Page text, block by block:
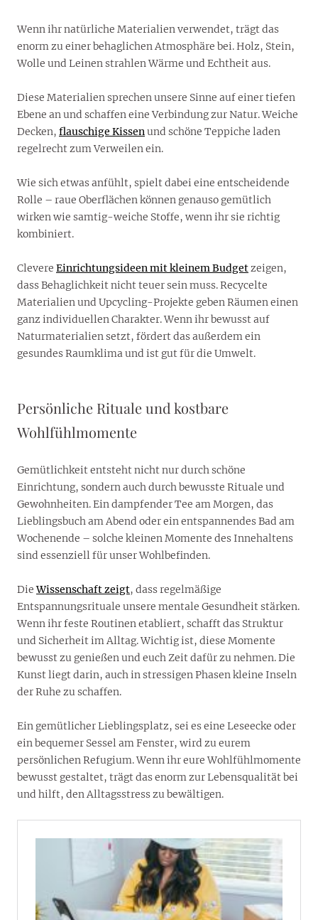
Wenn ihr natürliche Materialien verwendet, trägt das
enorm zu einer behaglichen Atmosphäre bei. Holz, Stein,
Wolle und Leinen strahlen Wärme und Echtheit aus.
Diese Materialien sprechen unsere Sinne auf einer tiefen
Ebene an und schaffen eine Verbindung zur Natur. Weiche
Decken, flauschige Kissenund schöne Teppiche laden
regelrecht zum Verweilen ein.
Wie sich etwas anfühlt, spielt dabei eine entscheidende
Rolle – raue Oberflächen können genauso gemütlich
wirken wie samtig-weiche Stoffe, wenn ihr sie richtig
kombiniert.
Clevere Einrichtungsideen mit kleinem Budgetzeigen,
dass Behaglichkeit nicht teuer sein muss. Recycelte
Materialien und Upcycling-Projekte geben Räumen einen
ganz individuellen Charakter. Wenn ihr bewusst auf
Naturmaterialien setzt, fördert das außerdem ein
gesundes Raumklima und ist gut für die Umwelt.
Persönliche Rituale und kostbare
Wohlfühlmomente
Gemütlichkeit entsteht nicht nur durch schöne
Einrichtung, sondern auch durch bewusste Rituale und
Gewohnheiten. Ein dampfender Tee am Morgen, das
Lieblingsbuch am Abend oder ein entspannendes Bad am
Wochenende – solche kleinen Momente des Innehaltens
sind essenziell für unser Wohlbefinden.
DieWissenschaft zeigt, dass regelmäßige
Entspannungsrituale unsere mentale Gesundheit stärken.
Wenn ihr feste Routinen etabliert, schafft das Struktur
und Sicherheit im Alltag. Wichtig ist, diese Momente
bewusst zu genießen und euch Zeit dafür zu nehmen. Die
Kunst liegt darin, auch in stressigen Phasen kleine Inseln
der Ruhe zu schaffen.
Ein gemütlicher Lieblingsplatz, sei es eine Leseecke oder
ein bequemer Sessel am Fenster, wird zu eurem
persönlichen Refugium. Wenn ihr eure Wohlfühlmomente
bewusst gestaltet, trägt das enorm zur Lebensqualität bei
und hilft, den Alltagsstress zu bewältigen.